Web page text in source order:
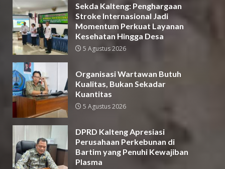
Sekda Kalteng: Penghargaan
Stroke Internasional Jadi
Momentum Perkuat Layanan
Kesehatan Hingga Desa
5 Agustus 2026
Organisasi Wartawan Butuh
Kualitas, Bukan Sekadar
Kuantitas
5 Agustus 2026
DPRD Kalteng Apresiasi
Perusahaan Perkebunan di
Bartim yang Penuhi Kewajiban
Plasma